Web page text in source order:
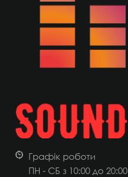
Графік роботи
ПН - СБ з 10:00 до 20:00